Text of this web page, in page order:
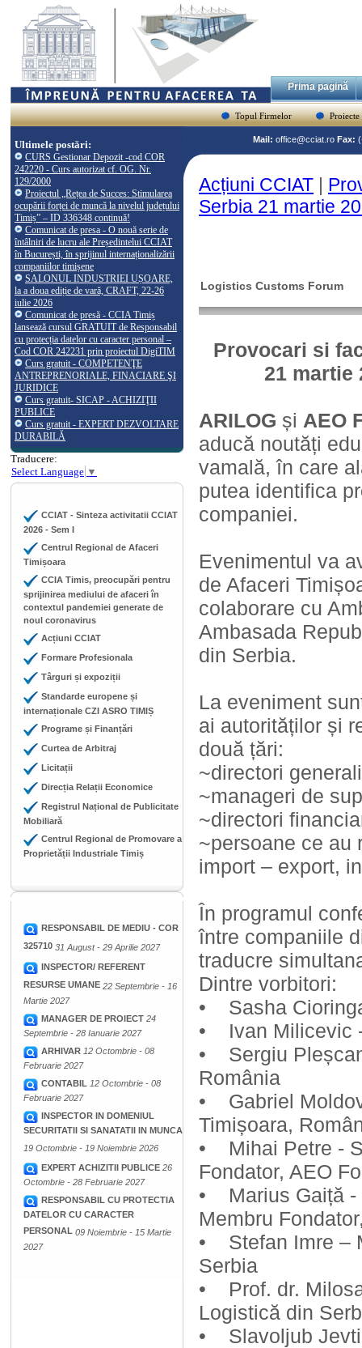
Prima pagină
Topul Firmelor Proiecte
Ultimele postări:
CURS Gestionar Depozit -cod COR
242220 - Curs autorizat cf. OG. Nr.
129/2000
Proiectul „Rețea de Succes: Stimularea
ocupării forței de muncă la nivelul județului
Timiș” – ID 336348 continuă!
Comunicat de presa - O nouă serie de
întâlniri de lucru ale Președintelui CCIAT
în București, în sprijinul internaționalizării
companiilor timișene
SALONUL INDUSTRIEI UȘOARE,
la a doua ediție de vară, CRAFT, 22-26
iulie 2026
Comunicat de presă - CCIA Timiș
lansează cursul GRATUIT de Responsabil
cu protecția datelor cu caracter personal –
Cod COR 242231 prin proiectul DigiTIM
Curs gratuit - COMPETENŢE
ANTREPRENORIALE, FINACIARE ŞI
JURIDICE
Curs gratuit- SICAP - ACHIZIŢII
PUBLICE
Curs gratuit - EXPERT DEZVOLTARE
DURABILĂ
Traducere:
Select Language ▼
CCIAT - Sinteza activitatii CCIAT
2026 - Sem I
Centrul Regional de Afaceri
Timișoara
CCIA Timis, preocupări pentru
sprijinirea mediului de afaceri în
contextul pandemiei generate de
noul coronavirus
Acțiuni CCIAT
Formare Profesionala
Târguri și expoziții
Standarde europene și
internaționale CZI ASRO TIMIȘ
Programe și Finanțări
Curtea de Arbitraj
Licitații
Direcția Relații Economice
Registrul Național de Publicitate
Mobiliară
Centrul Regional de Promovare a
Proprietății Industriale Timiș
RESPONSABIL DE MEDIU - COR
325710 31 August - 29 Aprilie 2027
INSPECTOR/ REFERENT
RESURSE UMANE 22 Septembrie - 16
Martie 2027
MANAGER DE PROIECT 24
Septembrie - 28 Ianuarie 2027
ARHIVAR 12 Octombrie - 08
Februarie 2027
CONTABIL 12 Octombrie - 08
Februarie 2027
INSPECTOR IN DOMENIUL
SECURITATII SI SANATATII IN MUNCA
19 Octombrie - 19 Noiembrie 2026
EXPERT ACHIZITII PUBLICE 26
Octombrie - 28 Februarie 2027
RESPONSABIL CU PROTECTIA
DATELOR CU CARACTER
PERSONAL 09 Noiembrie - 15 Martie
2027
Mail: office@cciat.ro Fax:
Acțiuni CCIAT |
Serbia 21 martie
Logistics Customs Forum
Provocari si
21 martie
ARILOG și AEO
aducă noutăți
vamală, în care
putea identifica
companiei.
Evenimentul va
de Afaceri
colaborare cu
Ambasada
din Serbia.
La eveniment
ai autorităților și
două țări:
~directori generali
~manageri de
~directori
~persoane ce au
import – export,
În programul
între companiile
traducre
Dintre vorbitori:
• Sasha
• Ivan Milicevic
• Sergiu
România
• Gabriel
Timișoara,
• Mihai Petre -
Fondator, AEO
• Marius Gaiță -
Membru
• Stefan Imre –
Serbia
• Prof. dr.
Logistică din
• Slavoljub